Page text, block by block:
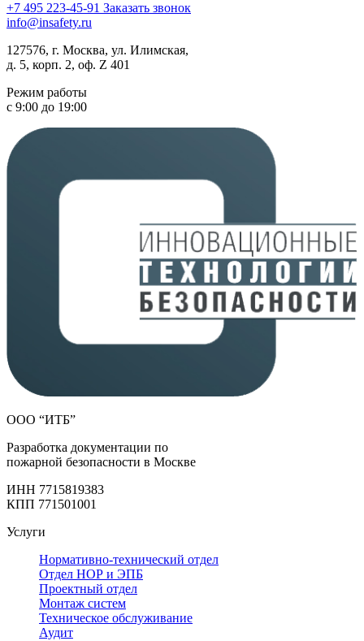
+7 495 223-45-91 Заказать звонок
info@insafety.ru
127576, г. Москва, ул. Илимская,
д. 5, корп. 2, оф. Z 401
Режим работы
с 9:00 до 19:00
ООО “ИТБ”
Разработка документации по
пожарной безопасности в Москве
ИНН 7715819383
КПП 771501001
Услуги
Нормативно-технический отдел
Отдел НОР и ЭПБ
Проектный отдел
Монтаж систем
Техническое обслуживание
Аудит